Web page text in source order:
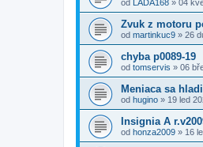
od LADA168 » 04
Zvuk z motoru
od martinkuc9 » 26
chyba p0089-19
od tomservis » 06
Meniaca sa
od hugino » 19 led
Insignia A
od honza2009 » 16